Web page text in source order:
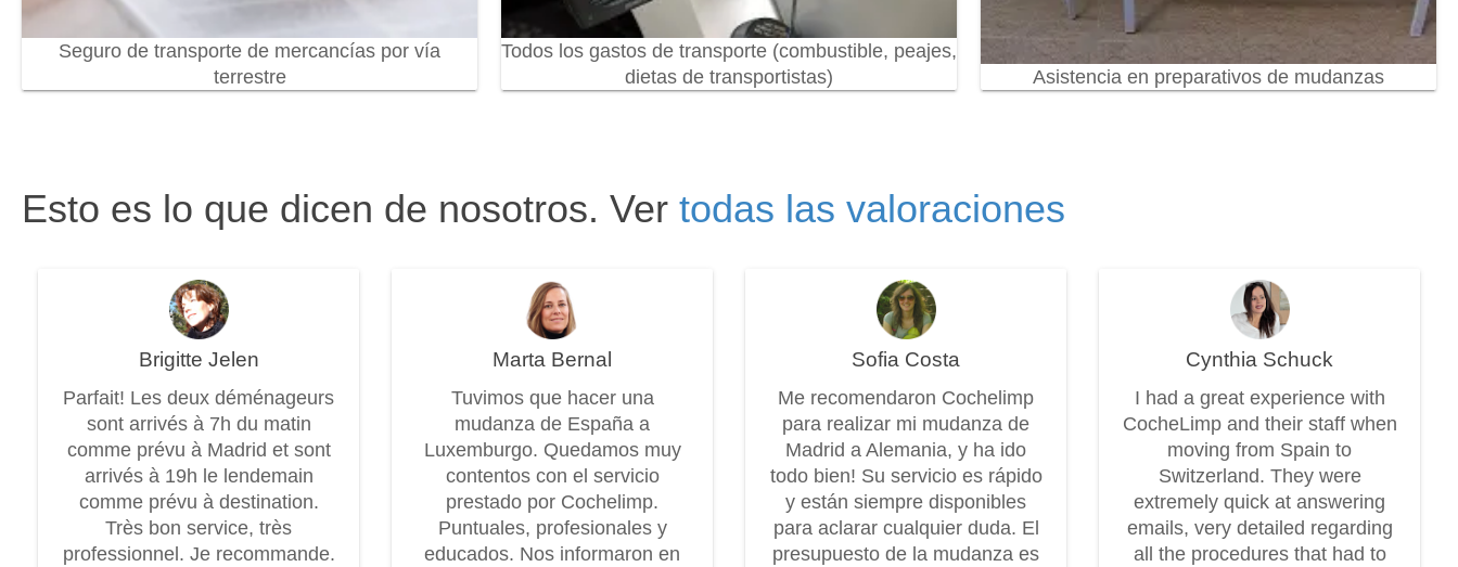
Seguro de transporte de mercancías por vía
terrestre
Todos los gastos de transporte (combustible, peajes,
dietas de transportistas)
Asistencia en preparativos de mudanzas
Esto es lo que dicen de nosotros. Ver todas las valoraciones
Brigitte Jelen
Parfait! Les deux déménageurs
sont arrivés à 7h du matin
comme prévu à Madrid et sont
arrivés à 19h le lendemain
comme prévu à destination.
Très bon service, très
professionnel. Je recommande.
Marta Bernal
Tuvimos que hacer una
mudanza de España a
Luxemburgo. Quedamos muy
contentos con el servicio
prestado por Cochelimp.
Puntuales, profesionales y
educados. Nos informaron en
Sofia Costa
Me recomendaron Cochelimp
para realizar mi mudanza de
Madrid a Alemania, y ha ido
todo bien! Su servicio es rápido
y están siempre disponibles
para aclarar cualquier duda. El
presupuesto de la mudanza es
Cynthia Schuck
I had a great experience with
CocheLimp and their staff when
moving from Spain to
Switzerland. They were
extremely quick at answering
emails, very detailed regarding
all the procedures that had to